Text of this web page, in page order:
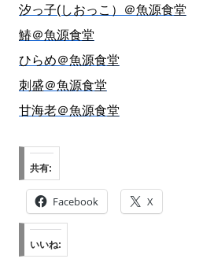
汐っ子(しおっこ）＠魚源食堂
鰆＠魚源食堂
ひらめ＠魚源食堂
刺盛＠魚源食堂
甘海老＠魚源食堂
共有:
Facebook X
いいね: